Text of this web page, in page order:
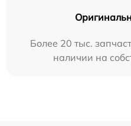
Более 20 тыс.
наличии на